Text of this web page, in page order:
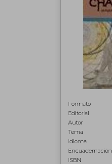
Formato
Editorial
Autor
Tema
Idioma
Encuadernación
ISBN